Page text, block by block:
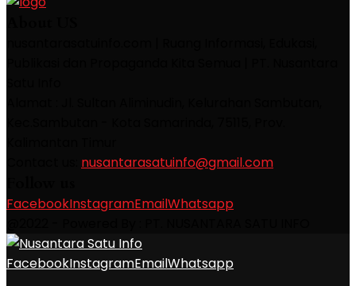
nusantarasatuinfo@gmail.com
FacebookInstagramEmailWhatsapp
FacebookInstagramEmailWhatsapp